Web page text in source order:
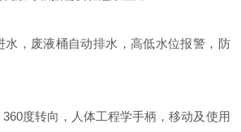
，废液桶自动排水，高低水位报警，防
度转向，人体工程学手柄，移动及使用